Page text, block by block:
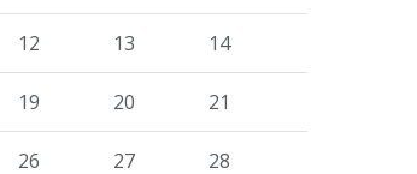
12 13 14
19 20 21
26 27 28